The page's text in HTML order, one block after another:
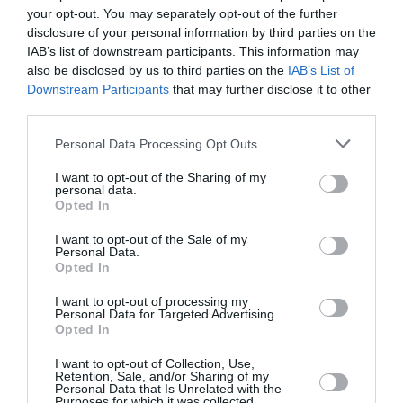
your opt-out. You may separately opt-out of the further
disclosure of your personal information by third parties on the
IAB’s list of downstream participants. This information may
also be disclosed by us to third parties on the IAB’s List of
Downstream Participants that may further disclose it to other
Personal Data Processing Opt Outs
I want to opt-out of the Sharing of my
personal data.
Opted In
I want to opt-out of the Sale of my
Personal Data.
Opted In
I want to opt-out of processing my
Personal Data for Targeted Advertising.
Opted In
I want to opt-out of Collection, Use,
Retention, Sale, and/or Sharing of my
Personal Data that Is Unrelated with the
Ακολουθήστε το Culturenow.gr
Η Μισέλ Φάιφερ
αποκάλυψε ότι δεν
Προβολές με
ελεύθερη είσοδο